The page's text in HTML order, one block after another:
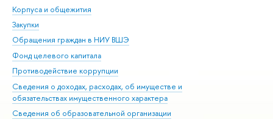
Корпуса и общежития
Закупки
Обращения граждан в НИУ ВШЭ
Фонд целевого капитала
Противодействие коррупции
Сведения о доходах, расходах, об имуществе и
обязательствах имущественного характера
Сведения об образовательной организации